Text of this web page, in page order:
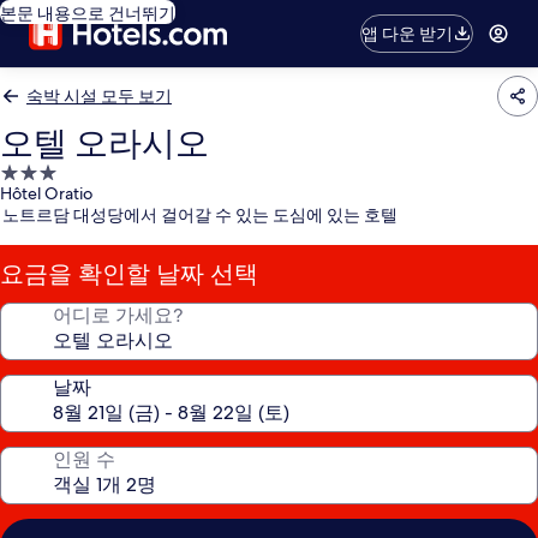
본문 내용으로 건너뛰기
앱 다운 받기
숙박 시설 모두 보기
오텔 오라시오
3.0
성
급
숙
박
시
Hôtel Oratio
노트르담 대성당에서 걸어갈 수 있는 도심에 있는 호텔
요금을 확인할 날짜 선택
어디로 가세요?
날짜
인원 수